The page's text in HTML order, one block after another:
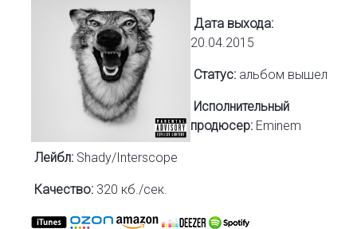
Дата выхода:
20.04.2015
Статус: альбом вышел
Исполнительный
продюсер: Eminem
Лейбл: Shady/Interscope
Качество: 320 кб./сек.